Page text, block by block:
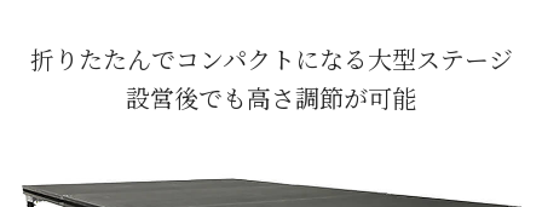
折りたたんでコンパクトになる大型ステージ
設営後でも高さ調節が可能